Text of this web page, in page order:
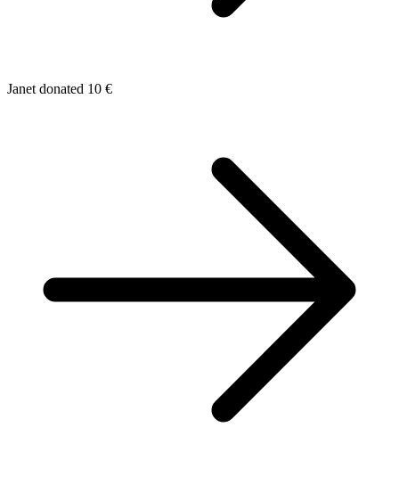
Janet donated 10 €